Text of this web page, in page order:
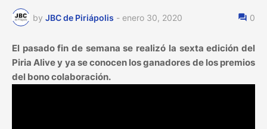
by JBC de Piriápolis - enero 30, 2020 0
El pasado fin de semana se realizó la sexta edición del
Piria Alive y ya se conocen los ganadores de los premios
del bono colaboración.